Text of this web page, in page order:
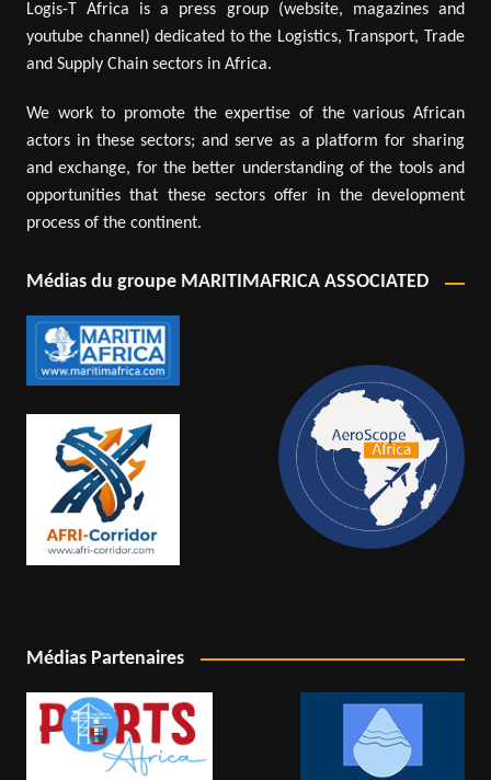
Logis-T Africa is a press group (website, magazines and
youtube channel) dedicated to the Logistics, Transport, Trade
and Supply Chain sectors in Africa.
We work to promote the expertise of the various African
actors in these sectors; and serve as a platform for sharing
and exchange, for the better understanding of the tools and
opportunities that these sectors offer in the development
process of the continent.
Médias du groupe MARITIMAFRICA ASSOCIATED
Médias Partenaires